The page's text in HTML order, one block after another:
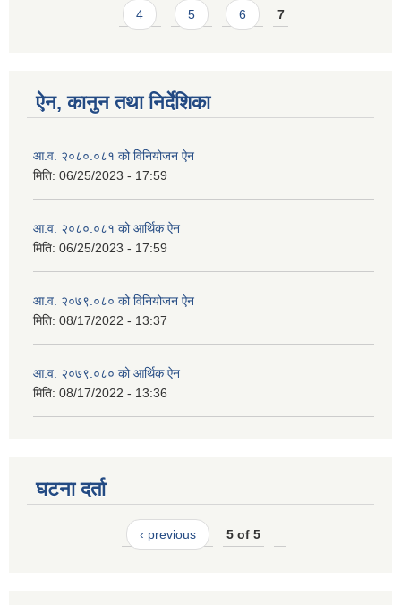
4 5 6 7
ऐन, कानुन तथा निर्देशिका
आ.व. २०८०.०८१ को विनियोजन ऐन
मिति: 06/25/2023 - 17:59
आ.व. २०८०.०८१ को आर्थिक ऐन
मिति: 06/25/2023 - 17:59
आ.व. २०७९.०८० को विनियोजन ऐन
मिति: 08/17/2022 - 13:37
आ.व. २०७९.०८० को आर्थिक ऐन
मिति: 08/17/2022 - 13:36
घटना दर्ता
‹ previous 5 of 5